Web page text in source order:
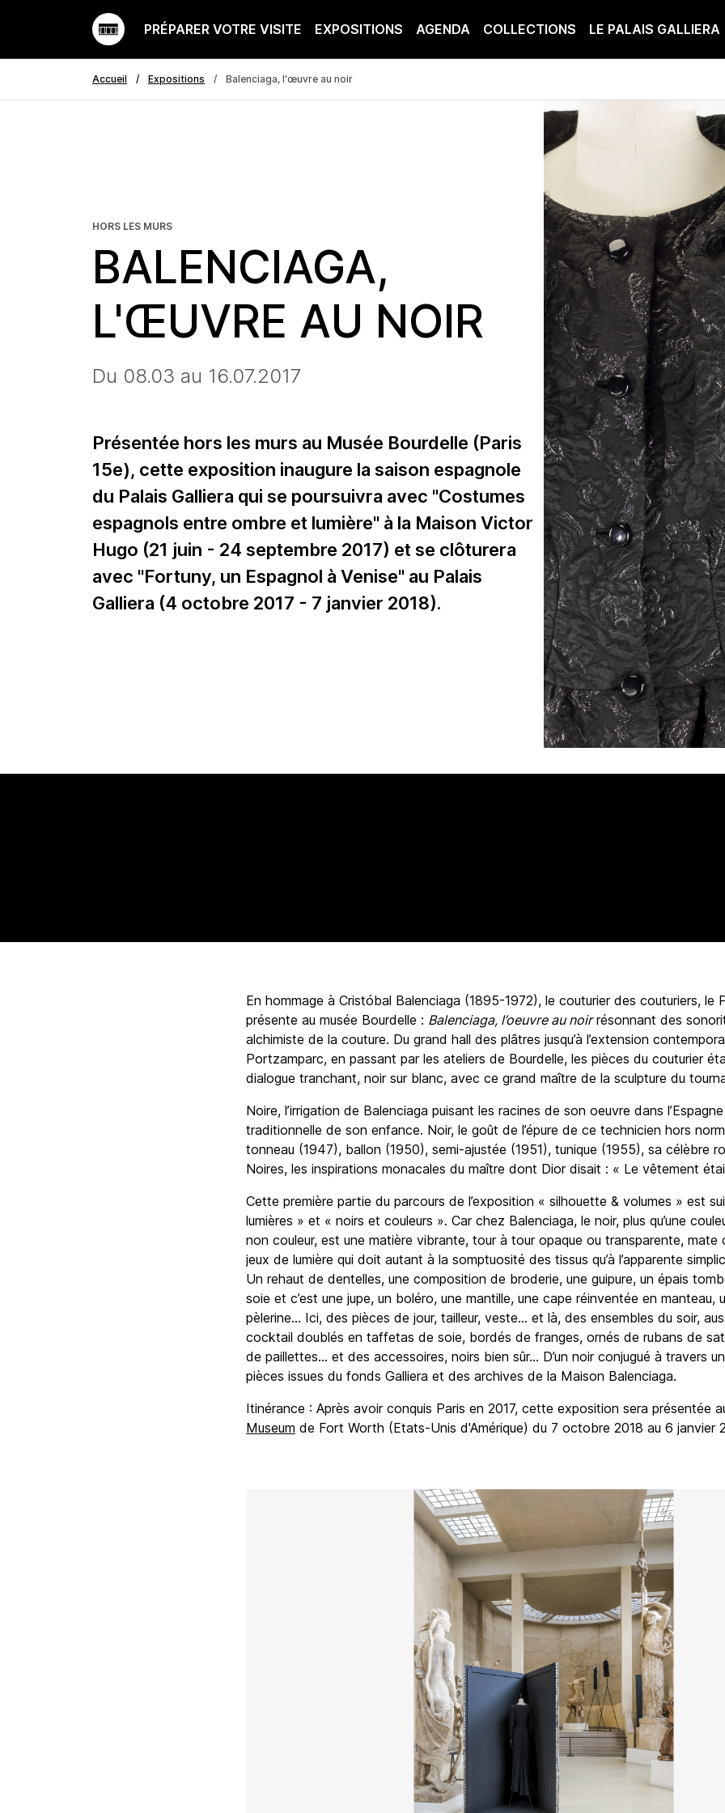
PRÉPARER VOTRE VISITE EXPOSITIONS AGENDA COLLECTIONS LE PALAIS GALLIERA
Accueil Expositions Balenciaga, l'œuvre au noir
HORS LES MURS
BALENCIAGA,
L'ŒUVRE AU NOIR
Du 08.03 au 16.07.2017
Présentée hors les murs au Musée Bourdelle (Paris
15e), cette exposition inaugure la saison espagnole
du Palais Galliera qui se poursuivra avec "Costumes
espagnols entre ombre et lumière" à la Maison Victor
Hugo (21 juin - 24 septembre 2017) et se clôturera
avec "Fortuny, un Espagnol à Venise" au Palais
Galliera (4 octobre 2017 - 7 janvier 2018).
En hommage à Cristóbal Balenciaga (1895-1972), le couturier des couturiers, le
présente au musée Bourdelle : Balenciaga, l’oeuvre au noirrésonnant des
alchimiste de la couture. Du grand hall des plâtres jusqu’à l’extension
Portzamparc, en passant par les ateliers de Bourdelle, les pièces du couturier
dialogue tranchant, noir sur blanc, avec ce grand maître de la sculpture du
Noire, l’irrigation de Balenciaga puisant les racines de son oeuvre dans
traditionnelle de son enfance. Noir, le goût de l’épure de ce technicien hors
tonneau (1947), ballon (1950), semi-ajustée (1951), tunique (1955), sa célèbre
Noires, les inspirations monacales du maître dont Dior disait : « Le vêtement
Cette première partie du parcours de l’exposition « silhouette & volumes » est
lumières » et « noirs et couleurs ». Car chez Balenciaga, le noir, plus qu’une
non couleur, est une matière vibrante, tour à tour opaque ou transparente, mate
jeux de lumière qui doit autant à la somptuosité des tissus qu’à l’apparente
Un rehaut de dentelles, une composition de broderie, une guipure, un épais
soie et c’est une jupe, un boléro, une mantille, une cape réinventée en manteau,
pèlerine... Ici, des pièces de jour, tailleur, veste... et là, des ensembles du soir,
cocktail doublés en taffetas de soie, bordés de franges, ornés de rubans de
de paillettes... et des accessoires, noirs bien sûr... D’un noir conjugué à travers
pièces issues du fonds Galliera et des archives de la Maison Balenciaga.
Itinérance : Après avoir conquis Paris en 2017, cette exposition sera présentée
Museum de Fort Worth (Etats-Unis d'Amérique) du 7 octobre 2018 au 6 janvier